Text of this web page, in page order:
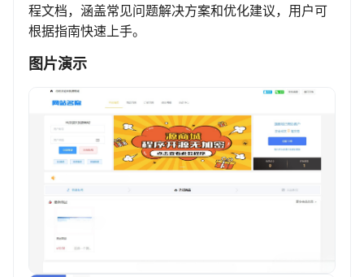
程文档，涵盖常见问题解决方案和优化建议，用户可
根据指南快速上手。
图片演示